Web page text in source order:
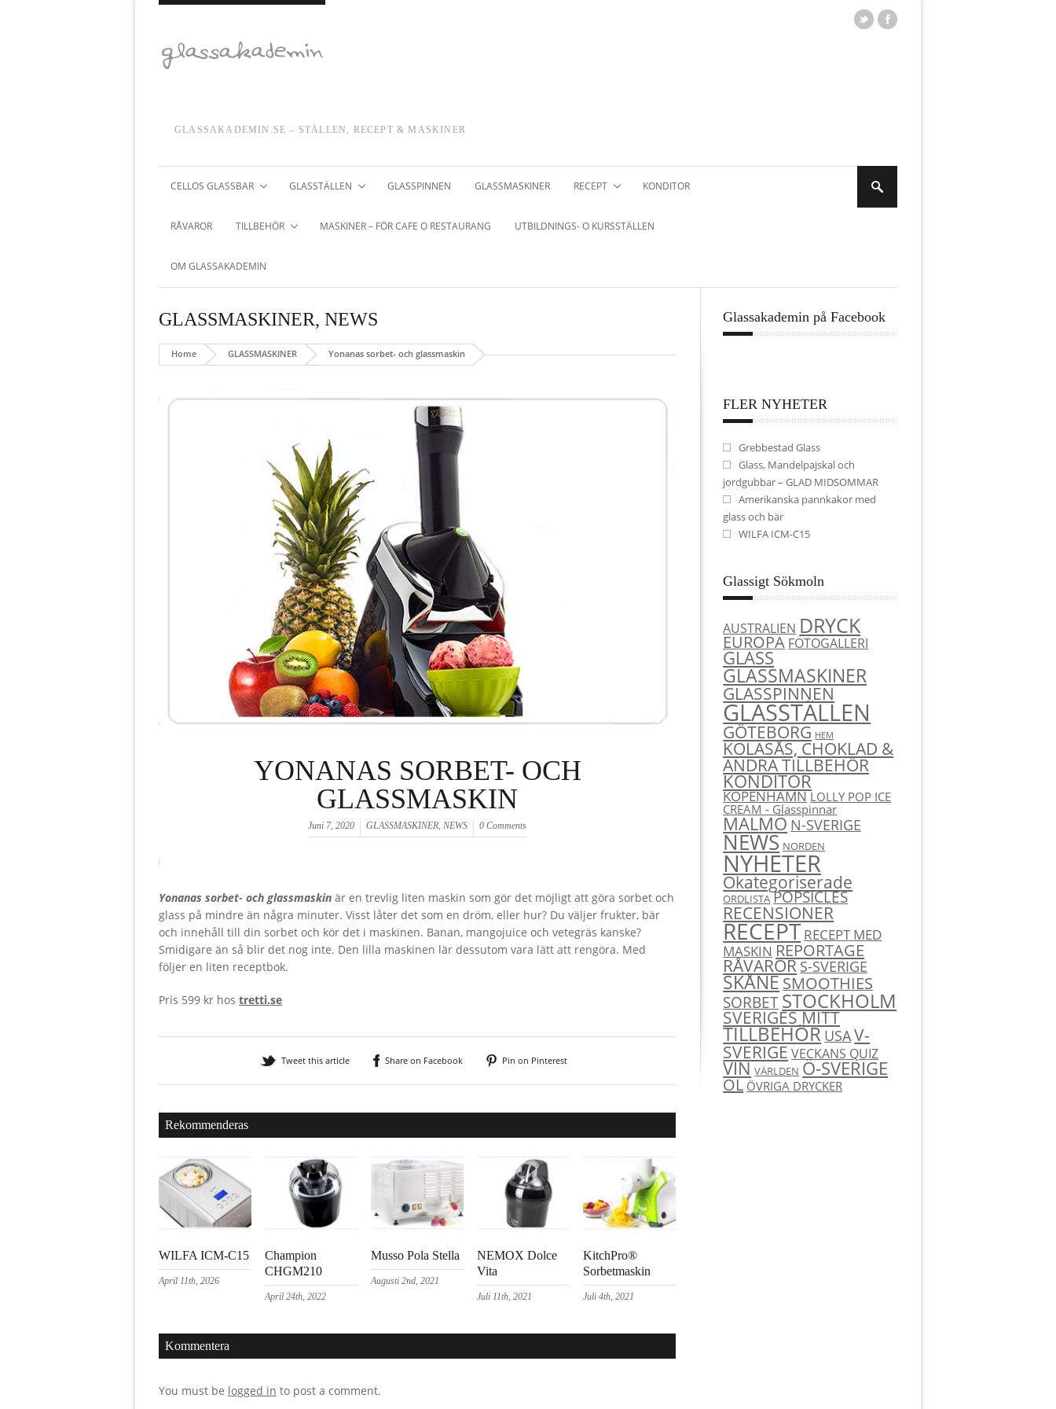
GLASSAKADEMIN.SE – STÄLLEN, RECEPT & MASKINER
CELLOS GLASSBAR GLASSTÄLLEN GLASSPINNEN GLASSMASKINER RECEPT KONDITOR
RÅVAROR TILLBEHÖR MASKINER – FÖR CAFE O RESTAURANG UTBILDNINGS- O KURSSTÄLLEN
OM GLASSAKADEMIN
GLASSMASKINER, NEWS
Home GLASSMASKINER Yonanas sorbet- och glassmaskin
YONANAS SORBET- OCH
GLASSMASKIN
Juni 7, 2020 GLASSMASKINER, NEWS 0 Comments
Yonanas sorbet- och glassmaskin är en trevlig liten maskin som gör det möjligt att göra sorbet och
glass på mindre än några minuter. Visst låter det som en dröm, eller hur? Du väljer frukter, bär
och innehåll till din sorbet och kör det i maskinen. Banan, mangojuice och vetegräs kanske?
Smidigare än så blir det nog inte. Den lilla maskinen lär dessutom vara lätt att rengöra. Med
följer en liten receptbok.
Pris 599 kr hos tretti.se
Tweet this article Share on Facebook Pin on Pinterest
Rekommenderas
WILFA ICM-C15
April 11th, 2026
Champion
CHGM210
April 24th, 2022
Musso Pola Stella
Augusti 2nd, 2021
NEMOX Dolce
Vita
Juli 11th, 2021
KitchPro®
Sorbetmaskin
Juli 4th, 2021
Kommentera
You must be logged in to post a comment.
Glassakademin på Facebook
FLER NYHETER
Grebbestad Glass
Glass, Mandelpajskal och
jordgubbar – GLAD MIDSOMMAR
Amerikanska pannkakor med
glass och bär
WILFA ICM-C15
Glassigt Sökmoln
AUSTRALIEN DRYCK
EUROPA FOTOGALLERI
GLASS
GLASSMASKINER
GLASSPINNEN
GLASSTÄLLEN
GÖTEBORG HEM
KOLASÅS, CHOKLAD &
ANDRA TILLBEHÖR
KONDITOR
KÖPENHAMN LOLLY POP ICE
CREAM - Glasspinnar
MALMÖN-SVERIGE
NEWS NORDEN
NYHETER
Okategoriserade
ORDLISTA POPSICLES
RECENSIONER
RECEPT RECEPT MED
MASKIN REPORTAGE
RÅVARORS-SVERIGE
SKÅNESMOOTHIES
SORBETSTOCKHOLM
SVERIGES MITT
TILLBEHÖRUSAV-
SVERIGEVECKANS QUIZ
VIN VÄRLDEN Ö-SVERIGE
ÖL ÖVRIGA DRYCKER